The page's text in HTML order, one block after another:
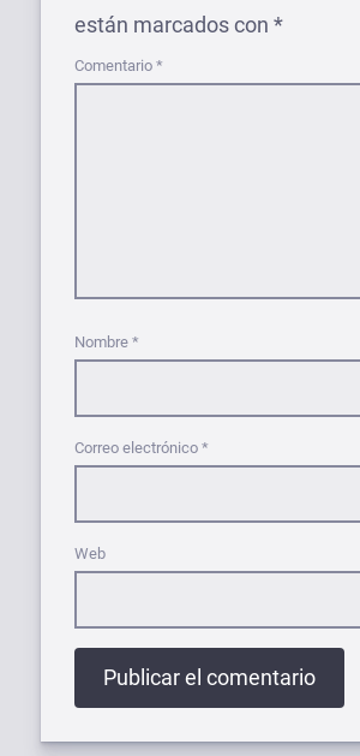
están marcados con *
Comentario *
Nombre *
Correo electrónico *
Web